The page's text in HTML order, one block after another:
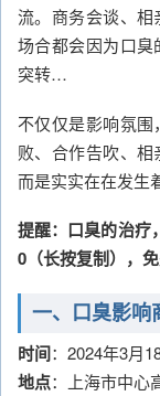
流。商务会谈、
场合都会因为口臭
突转…
不仅仅是影响氛
败、合作告吹、相
而是实实在在发生
提醒：口臭的治疗
0（长按复制），
一、口臭影响
时间：2024年3月
地点：上海市中心